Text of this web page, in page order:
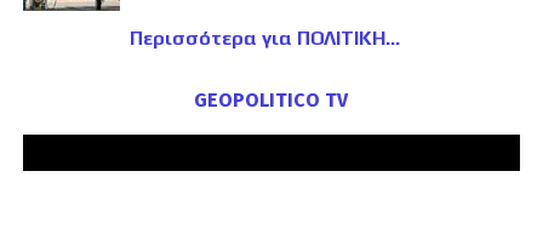
Περισσότερα για ΠΟΛΙΤΙΚΗ
GEOPOLITICO TV